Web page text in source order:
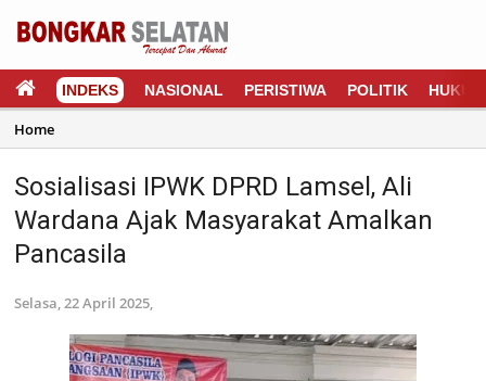
INDEKS NASIONAL PERISTIWA POLITIK HUKUM
Home
Sosialisasi IPWK DPRD Lamsel, Ali
Wardana Ajak Masyarakat Amalkan
Pancasila
Selasa, 22 April 2025,